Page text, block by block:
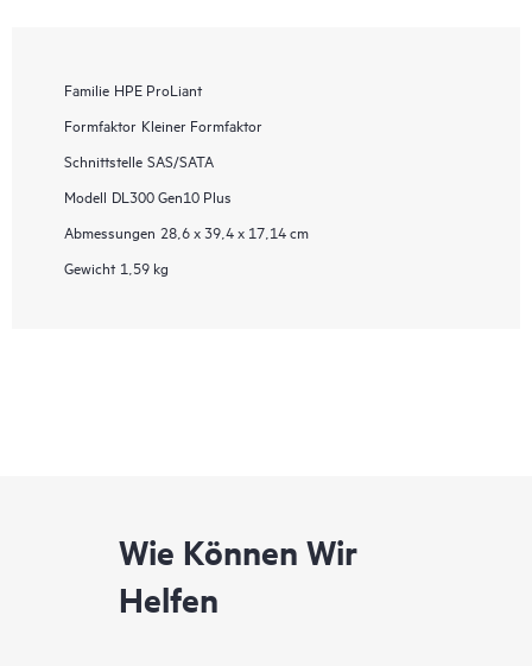
Familie HPE ProLiant
Formfaktor Kleiner Formfaktor
Schnittstelle SAS/SATA
Modell DL300 Gen10 Plus
Abmessungen 28,6 x 39,4 x 17,14 cm
Gewicht 1,59 kg
Wie Können Wir
Helfen